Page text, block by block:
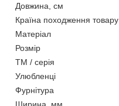
Довжина, см
Країна походження товару
Матеріал
Розмір
ТМ / серія
Улюбленці
Фурнітура
Ширина, мм